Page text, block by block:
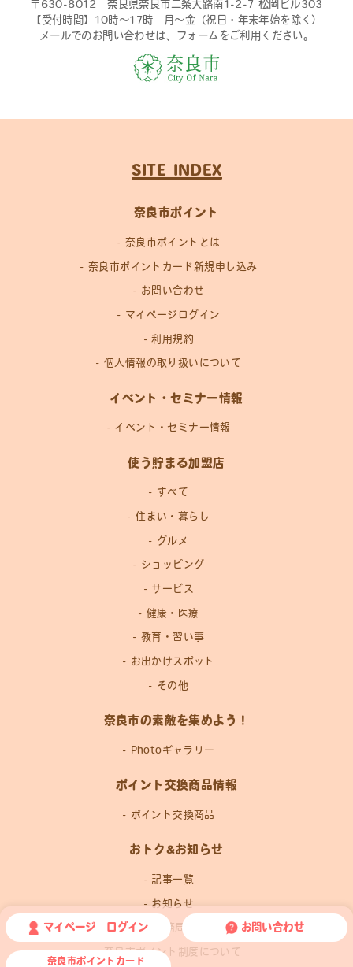
〒630-8012 奈良県奈良市二条大路南1-2-7 松岡ビル303
【受付時間】10時〜17時 月〜金（祝日・年末年始を除く）
メールでのお問い合わせは、フォームをご利用ください。
SITE INDEX
奈良市ポイント
奈良市ポイントとは
奈良市ポイントカード新規申し込み
お問い合わせ
マイページログイン
利用規約
個人情報の取り扱いについて
イベント・セミナー情報
イベント・セミナー情報
使う貯まる加盟店
すべて
住まい・暮らし
グルメ
ショッピング
サービス
健康・医療
教育・習い事
お出かけスポット
その他
奈良市の素敵を集めよう！
Photoギャラリー
ポイント交換商品情報
ポイント交換商品
おトク&お知らせ
記事一覧
お知らせ
運営事務局news
奈良市ポイント制度について
マイページ ログイン お問い合わせ
奈良市ポイントカード